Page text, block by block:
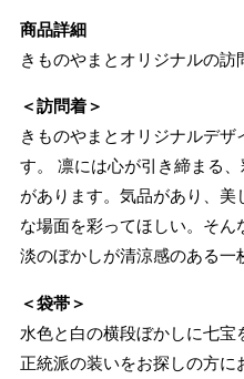
商品詳細
きものやまとオリジナルの訪
＜訪問着＞
きものやまとオリジナルデ
す。 凛には心が引き締まる
があります。気品があり、美
な場面を彩ってほしい。そ
淡のぼかしが清涼感のある一
＜袋帯＞
水色と白の横段ぼかしに七宝
正統派の装いをお探しの方に